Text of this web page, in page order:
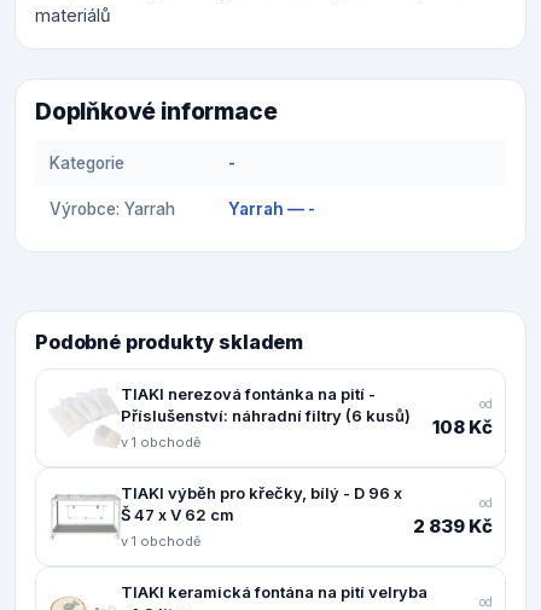
materiálů
Doplňkové informace
Kategorie -
Výrobce: Yarrah Yarrah — -
Podobné produkty skladem
TIAKI nerezová fontánka na pití -
Příslušenství: náhradní filtry (6 kusů)
v 1 obchodě
od
108 Kč
TIAKI výběh pro křečky, bílý - D 96 x
Š 47 x V 62 cm
v 1 obchodě
od
2 839 Kč
TIAKI keramická fontána na pití velryba
od